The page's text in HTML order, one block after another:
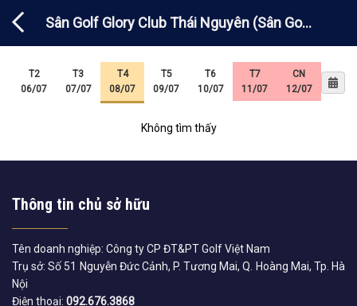
đến
Sân Golf Glory Club Thái Nguyên (Sân Golf
Phổ Yên)
T2
06/07
T3
07/07
T4
08/07
T5
09/07
T6
10/07
T7
11/07
CN
12/07
Không tìm thấy
Thông tin chủ sở hữu
Tên doanh nghiệp: Công ty CP ĐT&PT Golf Việt Nam
Trụ sở: Số 51 Nguyễn Đức Cảnh, P. Tương Mai, Q. Hoàng Mai, Tp. Hà
Nội
Điện thoại: 092.676.3868